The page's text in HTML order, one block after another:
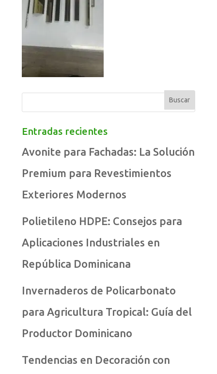
Entradas recientes
Avonite para Fachadas: La Solución
Premium para Revestimientos
Exteriores Modernos
Polietileno HDPE: Consejos para
Aplicaciones Industriales en
República Dominicana
Invernaderos de Policarbonato
para Agricultura Tropical: Guía del
Productor Dominicano
Tendencias en Decoración con